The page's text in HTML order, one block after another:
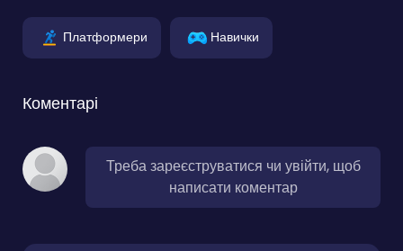
Платформери Навички
Коментарі
Треба зареєструватися чи увійти, щоб
написати коментар